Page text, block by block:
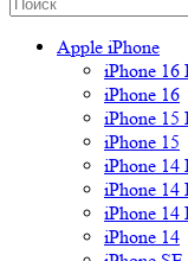
Apple iPhone
iPhone 16
iPhone 16
iPhone 15
iPhone 15
iPhone 14
iPhone 14
iPhone 14
iPhone 14